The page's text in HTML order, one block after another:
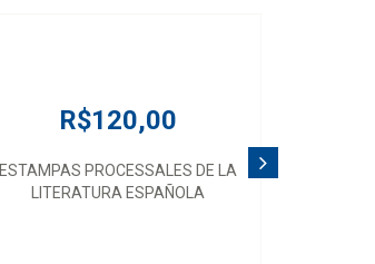
R$120,00
ESTAMPAS PROCESSALES DE LA
LITERATURA ESPAÑOLA